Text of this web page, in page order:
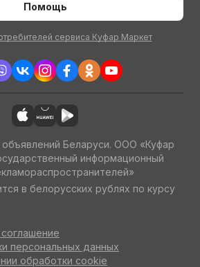
Помощь
сервиса Куфар Маркет
Беларуси. ООО «Куфар
информационный
в белорусских рублях по курсу
персональных данных
обработки cookie